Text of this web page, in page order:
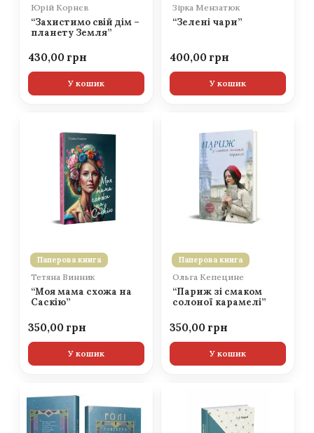
Юрій Корнєв
“Захистимо свій дім –
планету Земля”
430,00
У кошик
Зірка Мензатюк
“Зелені чари”
400,00
У кошик
Паперова книга
Тетяна Винник
“Моя мама схожа на
Саскію”
350,00
У кошик
Паперова книга
Ольга Кепецине
“Париж зі смаком
солоної карамелі”
350,00
У кошик